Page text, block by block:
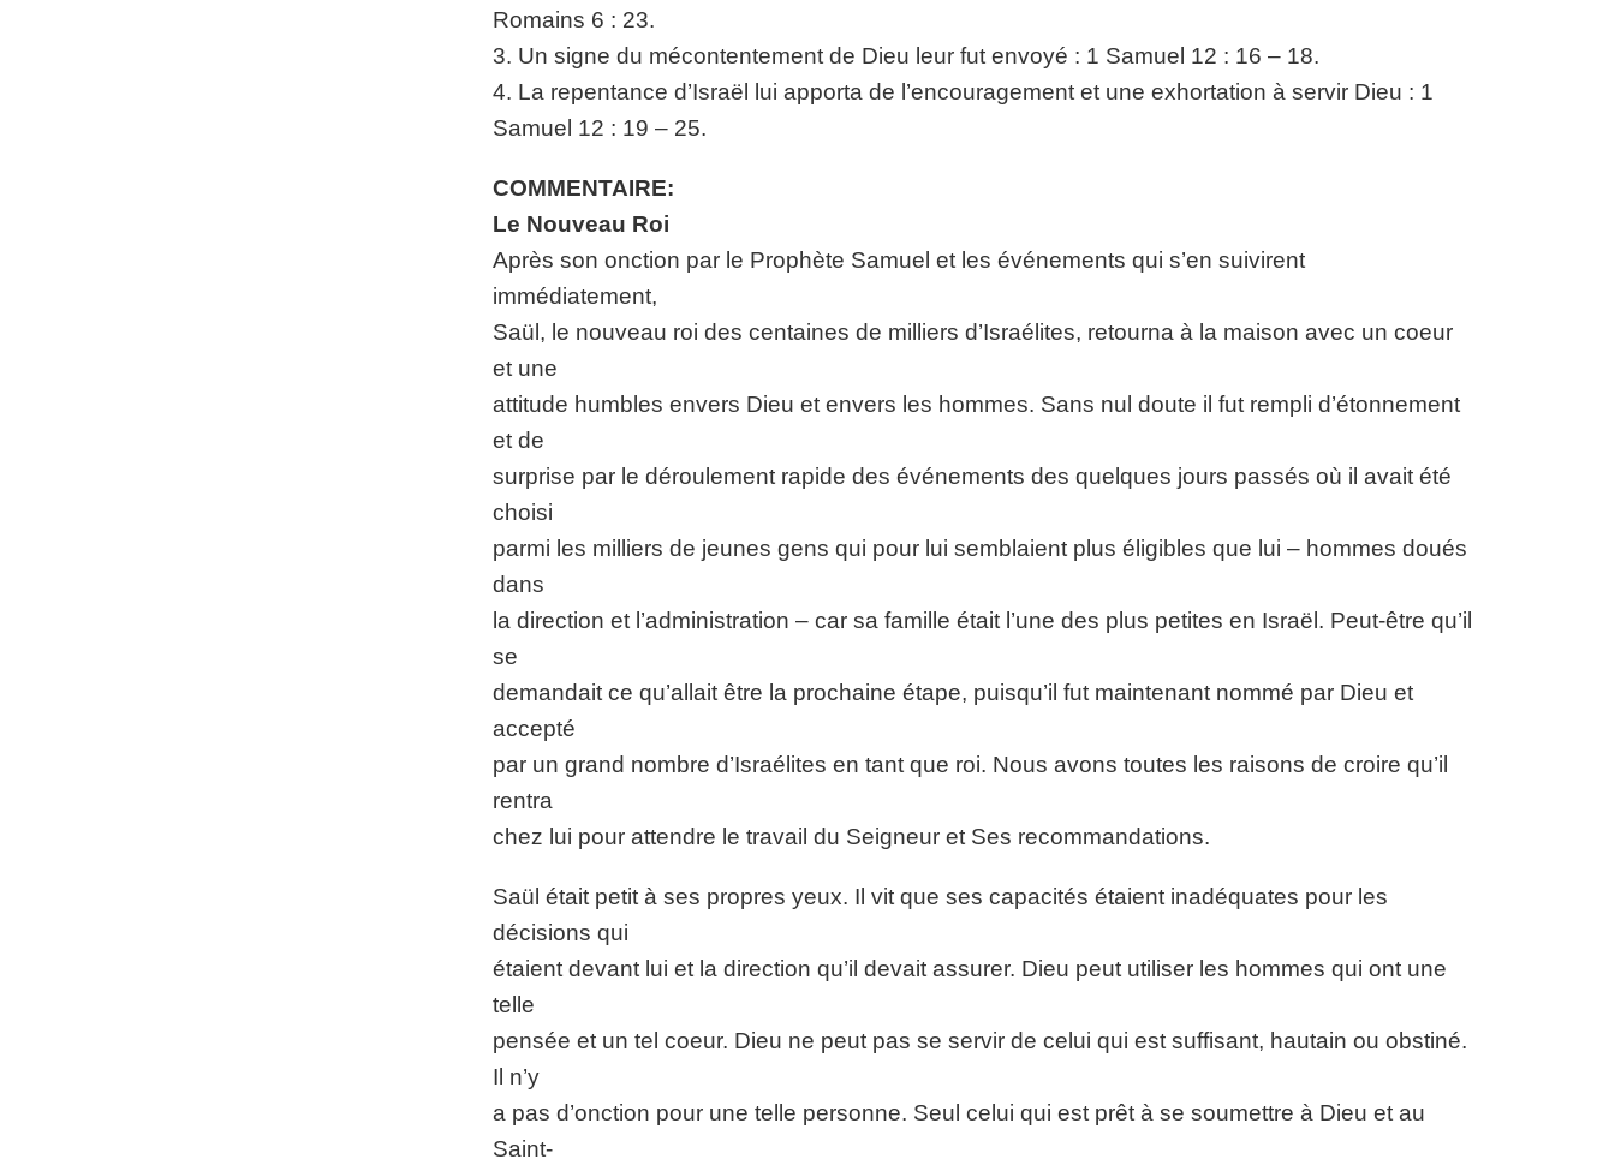
Romains 6 : 23.
3. Un signe du mécontentement de Dieu leur fut envoyé : 1 Samuel 12 : 16 – 18.
4. La repentance d’Israël lui apporta de l’encouragement et une exhortation à servir Dieu : 1
Samuel 12 : 19 – 25.
COMMENTAIRE:
Le Nouveau Roi
Après son onction par le Prophète Samuel et les événements qui s’en suivirent
immédiatement,
Saül, le nouveau roi des centaines de milliers d’Israélites, retourna à la maison avec un coeur
et une
attitude humbles envers Dieu et envers les hommes. Sans nul doute il fut rempli d’étonnement
et de
surprise par le déroulement rapide des événements des quelques jours passés où il avait été
choisi
parmi les milliers de jeunes gens qui pour lui semblaient plus éligibles que lui – hommes doués
dans
la direction et l’administration – car sa famille était l’une des plus petites en Israël. Peut-être qu’il
se
demandait ce qu’allait être la prochaine étape, puisqu’il fut maintenant nommé par Dieu et
accepté
par un grand nombre d’Israélites en tant que roi. Nous avons toutes les raisons de croire qu’il
rentra
chez lui pour attendre le travail du Seigneur et Ses recommandations.
Saül était petit à ses propres yeux. Il vit que ses capacités étaient inadéquates pour les
décisions qui
étaient devant lui et la direction qu’il devait assurer. Dieu peut utiliser les hommes qui ont une
telle
pensée et un tel coeur. Dieu ne peut pas se servir de celui qui est suffisant, hautain ou obstiné.
Il n’y
a pas d’onction pour une telle personne. Seul celui qui est prêt à se soumettre à Dieu et au
Saint-